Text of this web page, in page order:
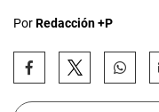
PorRedacción +P